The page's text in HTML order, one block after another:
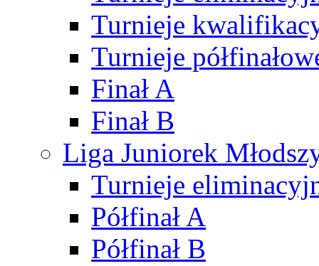
Turnieje
Turnieje
Finał A
Finał B
Liga Juniorek
Turnieje
Półfinał A
Półfinał B